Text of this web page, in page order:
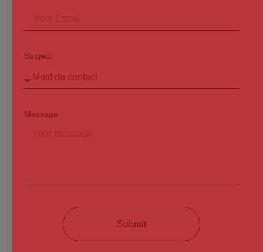
Subject
Message
Submit